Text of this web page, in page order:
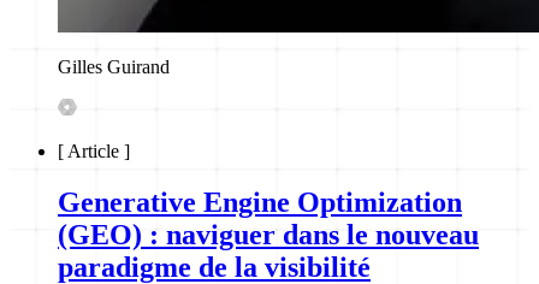
Gilles Guirand
[ Article ]
Generative Engine Optimization
(GEO) : naviguer dans le nouveau
paradigme de la visibilité